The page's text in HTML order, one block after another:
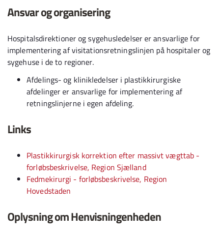
Ansvar og organisering
Hospitalsdirektioner og sygehusledelser er ansvarlige for
implementering af visitationsretningslinjen på hospitaler og
sygehuse i de to regioner.
Afdelings- og klinikledelser i plastikkirurgiske
afdelinger er ansvarlige for implementering af
retningslinjerne i egen afdeling.
Links
Plastikkirurgisk korrektion efter massivt vægttab -
forløbsbeskrivelse, Region Sjælland
Fedmekirurgi - forløbsbeskrivelse, Region
Hovedstaden
Oplysning om Henvisningenheden